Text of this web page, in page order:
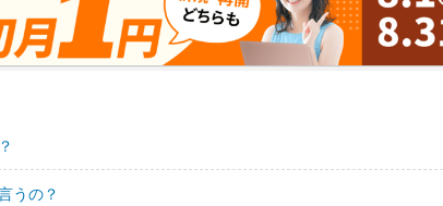
うの？